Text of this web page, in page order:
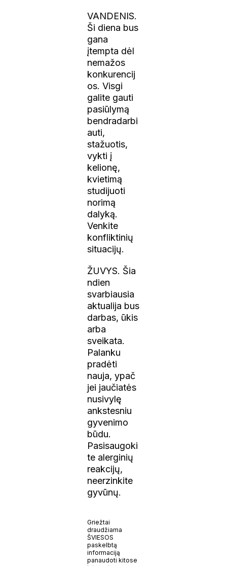
VANDENIS.
Ši diena bus
gana
įtempta dėl
nemažos
konkurencij
os. Visgi
galite gauti
pasiūlymą
bendradarbi
auti,
stažuotis,
vykti į
kelionę,
kvietimą
studijuoti
norimą
dalyką.
Venkite
konfliktinių
situacijų.
ŽUVYS. Šia
ndien
svarbiausia
aktualija bus
darbas, ūkis
arba
sveikata.
Palanku
pradėti
nauja, ypač
jei jaučiatės
nusivylę
ankstesniu
gyvenimo
būdu.
Pasisaugoki
te alerginių
reakcijų,
neerzinkite
gyvūnų.
Griežtai
draudžiama
ŠVIESOS
paskelbtą
informaciją
panaudoti kitose